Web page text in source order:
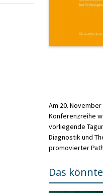
Am 20.
Konferenzreihe
vorliegende
Diagnostik und
promovierter
Das